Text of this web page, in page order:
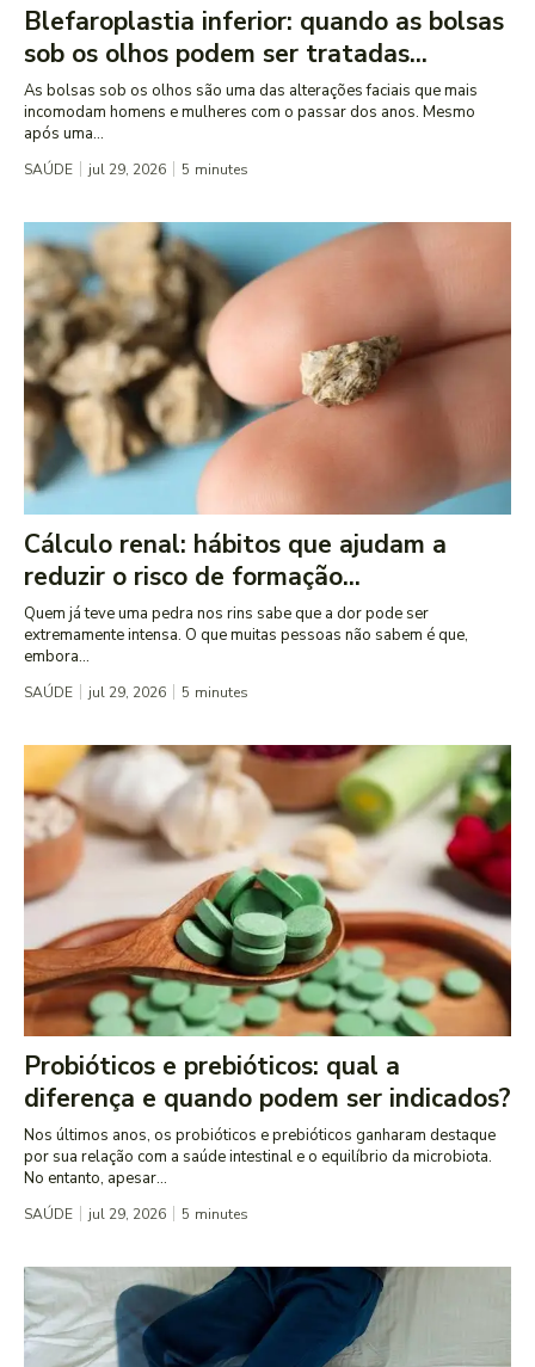
Blefaroplastia inferior: quando as bolsas
sob os olhos podem ser tratadas...
As bolsas sob os olhos são uma das alterações faciais que mais
incomodam homens e mulheres com o passar dos anos. Mesmo
após uma...
SAÚDE jul 29, 2026 5 minutes
Cálculo renal: hábitos que ajudam a
reduzir o risco de formação...
Quem já teve uma pedra nos rins sabe que a dor pode ser
extremamente intensa. O que muitas pessoas não sabem é que,
embora...
SAÚDE jul 29, 2026 5 minutes
Probióticos e prebióticos: qual a
diferença e quando podem ser indicados?
Nos últimos anos, os probióticos e prebióticos ganharam destaque
por sua relação com a saúde intestinal e o equilíbrio da microbiota.
No entanto, apesar...
SAÚDE jul 29, 2026 5 minutes